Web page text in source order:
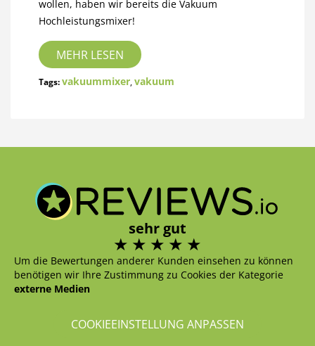
wollen, haben wir bereits die Vakuum
Hochleistungsmixer!
MEHR LESEN
Tags:vakuummixer,vakuum
sehr gut
Um die Bewertungen anderer Kunden einsehen zu können
benötigen wir Ihre Zustimmung zu Cookies der Kategorie
externe Medien
COOKIEEINSTELLUNG ANPASSEN